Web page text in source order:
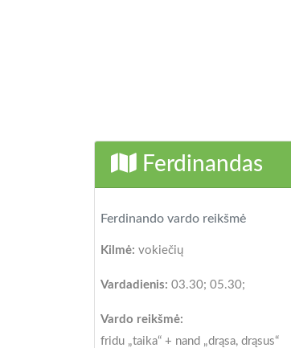
Ferdinandas
Ferdinando vardo reikšmė
Kilmė: vokiečių
Vardadienis: 03.30; 05.30;
Vardo reikšmė:
fridu „taika“ + nand „drąsa, drąsus“